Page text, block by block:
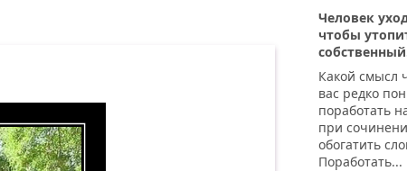
Человек
чтобы
Какой смысл
вас редко
поработать
при
обогатить
Поработать...